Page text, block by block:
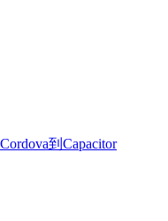
Cordova到Capacitor